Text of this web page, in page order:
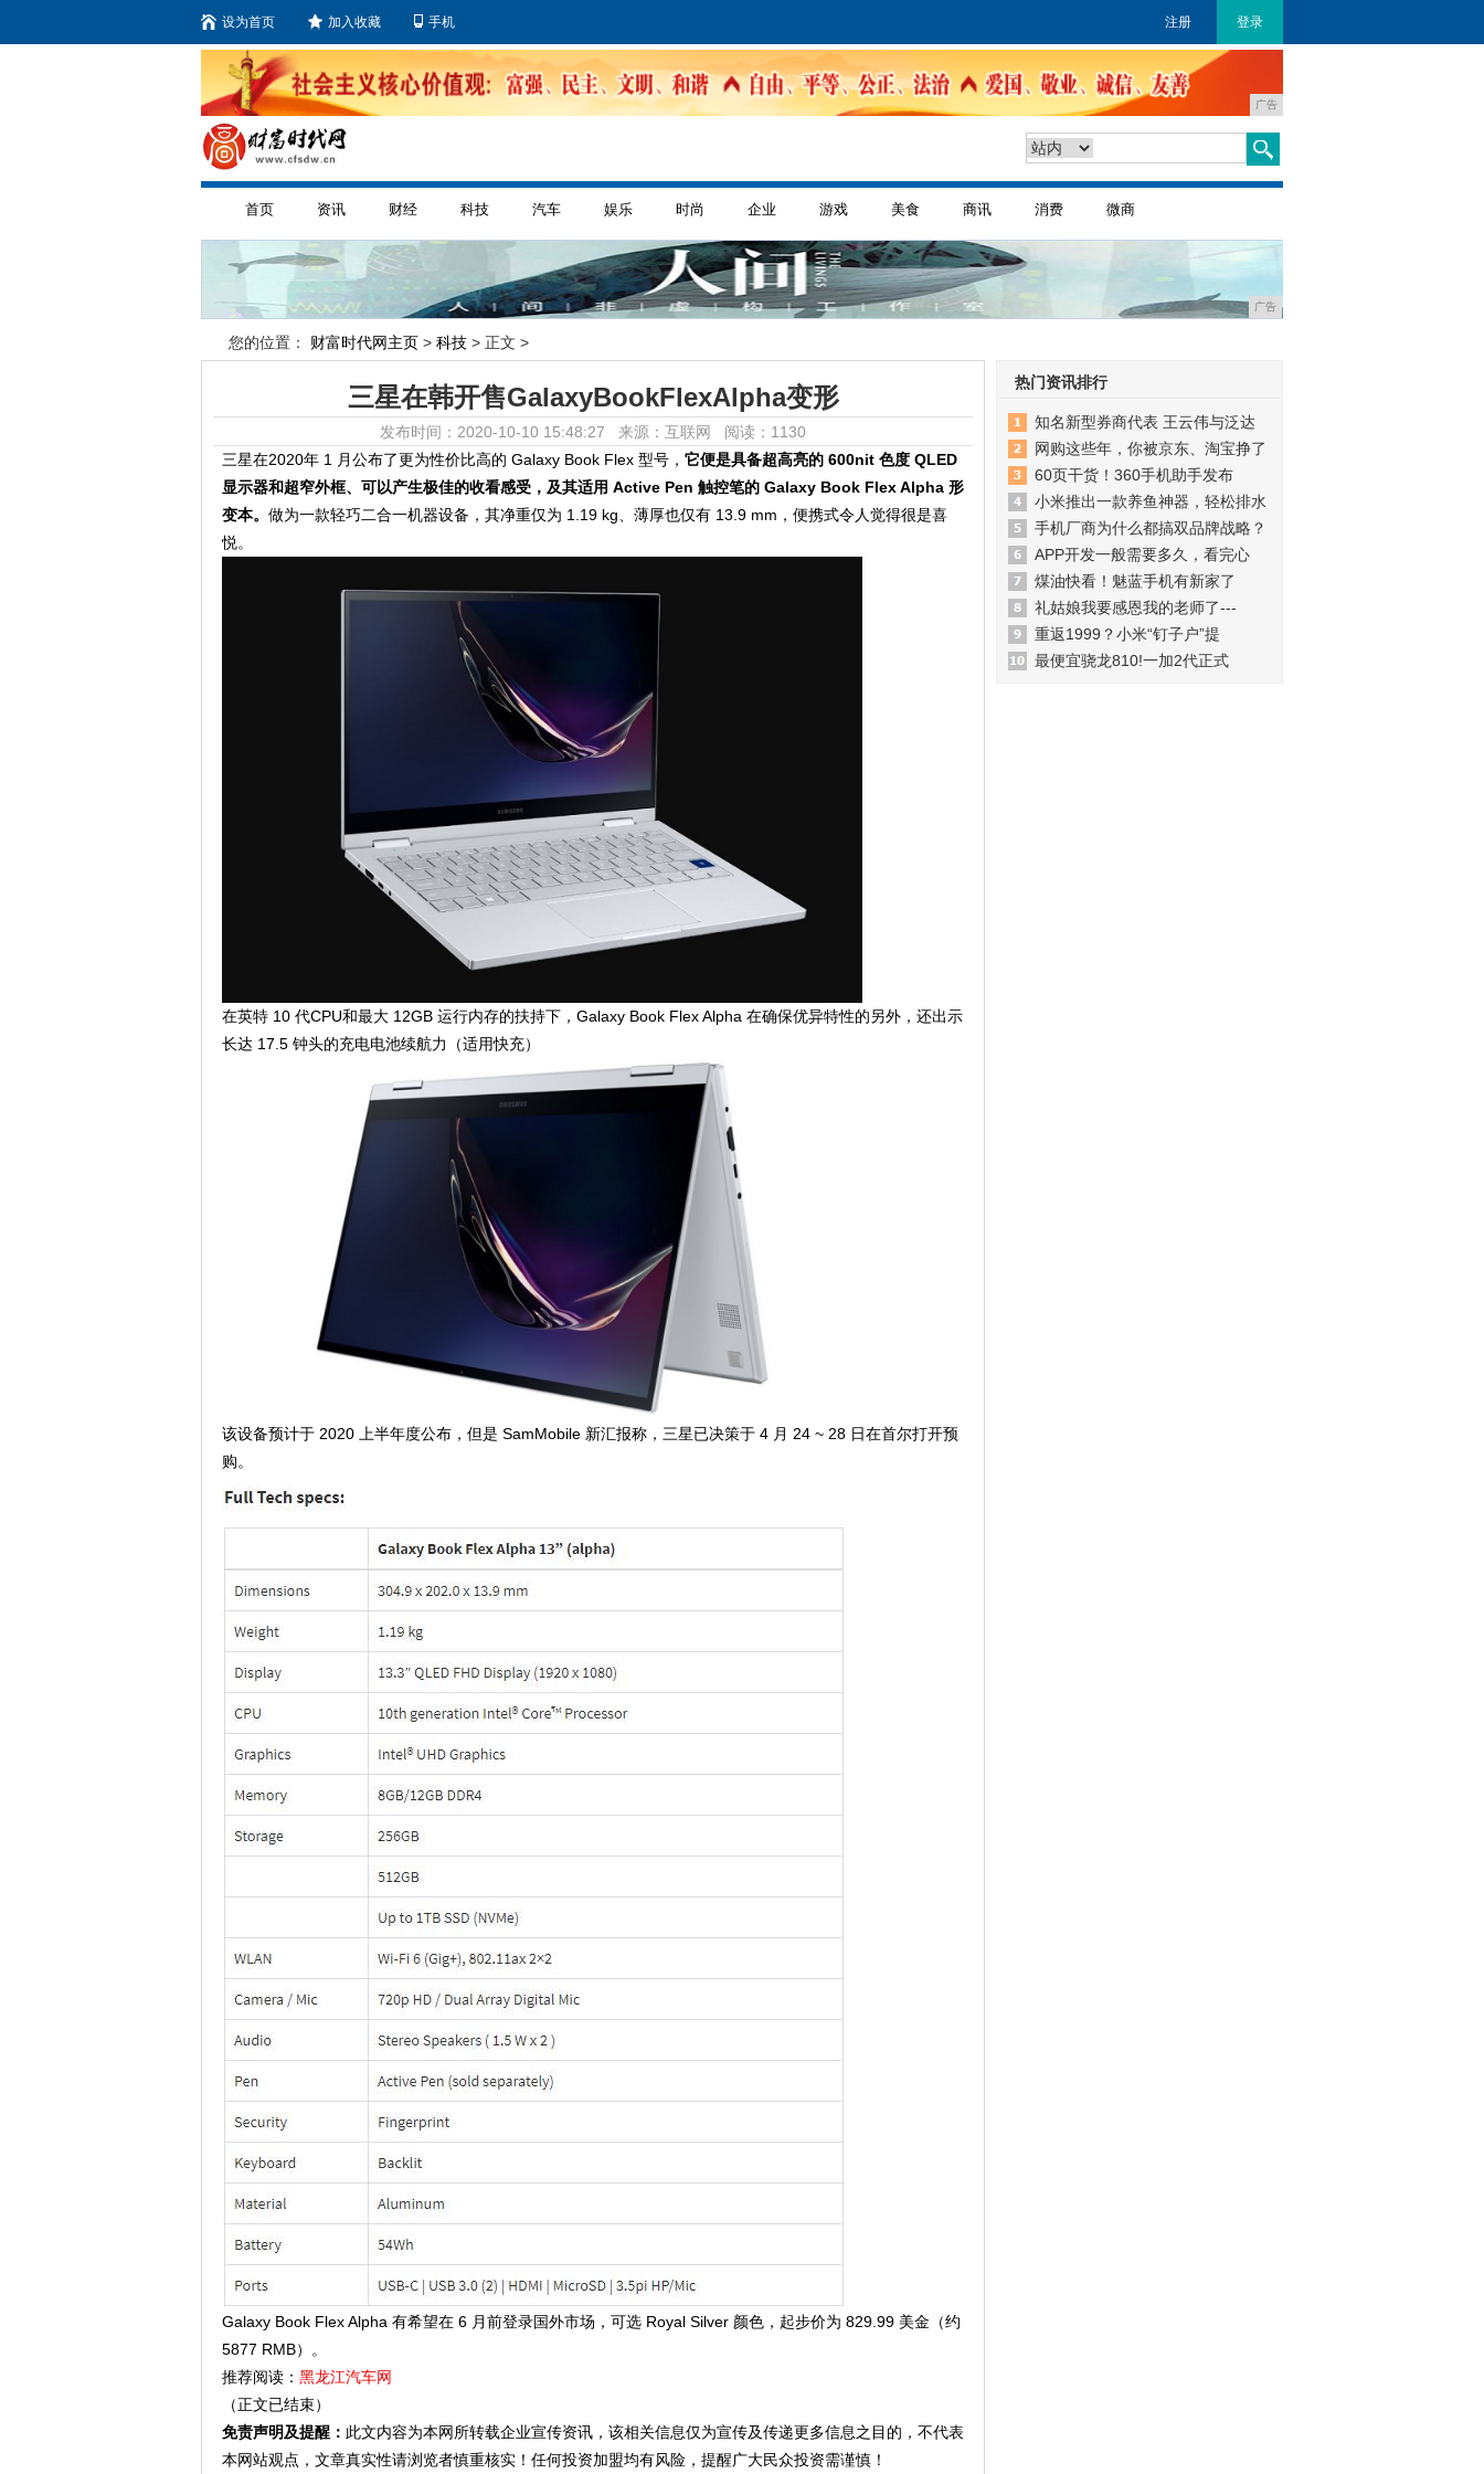
设为首页 加入收藏 手机 注册 登录
广告
首页 资讯 财经 科技 汽车 娱乐 时尚 企业 游戏 美食 商讯 消费 微商
广告
您的位置： 财富时代网主页 > 科技 > 正文 >
三星在韩开售GalaxyBookFlexAlpha变形
发布时间：2020-10-10 15:48:27 来源：互联网 阅读：1130
三星在2020年 1 月公布了更为性价比高的 Galaxy Book Flex 型号， 它便是具备超高亮的 600nit 色度 QLED
显示器和超窄外框、可以产生极佳的收看感受，及其适用 Active Pen 触控笔的 Galaxy Book Flex Alpha 形
变本。 做为一款轻巧二合一机器设备，其净重仅为 1.19 kg、薄厚也仅有 13.9 mm，便携式令人觉得很是喜
悦。
在英特 10 代CPU和最大 12GB 运行内存的扶持下，Galaxy Book Flex Alpha 在确保优异特性的另外，还出示
长达 17.5 钟头的充电电池续航力（适用快充）
该设备预计于 2020 上半年度公布，但是 SamMobile 新汇报称，三星已决策于 4 月 24 ~ 28 日在首尔打开预
购。
Galaxy Book Flex Alpha 有希望在 6 月前登录国外市场，可选 Royal Silver 颜色，起步价为 829.99 美金（约
5877 RMB）。
推荐阅读： 黑龙江汽车网
（正文已结束）
免责声明及提醒： 此文内容为本网所转载企业宣传资讯，该相关信息仅为宣传及传递更多信息之目的，不代表
本网站观点，文章真实性请浏览者慎重核实！任何投资加盟均有风险，提醒广大民众投资需谨慎！
热门资讯排行
知名新型券商代表 王云伟与泛达
网购这些年，你被京东、淘宝挣了
60页干货！360手机助手发布
小米推出一款养鱼神器，轻松排水
手机厂商为什么都搞双品牌战略？
APP开发一般需要多久，看完心
煤油快看！魅蓝手机有新家了
礼姑娘我要感恩我的老师了---
重返1999？小米“钉子户”提
最便宜骁龙810!一加2代正式